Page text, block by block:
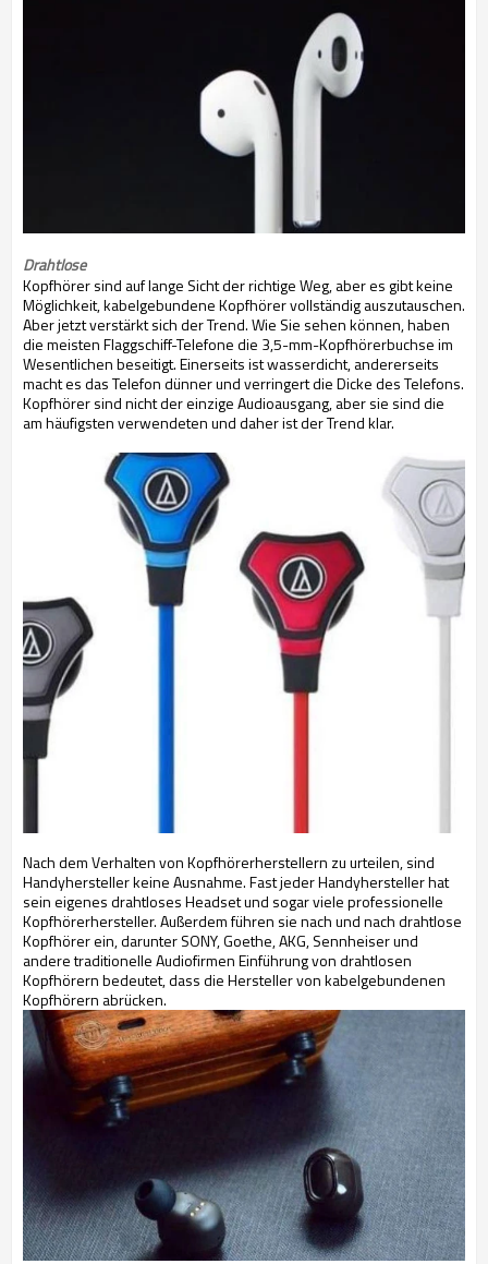
Drahtlose
Kopfhörer sind auf lange Sicht der richtige Weg, aber es gibt keine
Möglichkeit, kabelgebundene Kopfhörer vollständig auszutauschen.
Aber jetzt verstärkt sich der Trend. Wie Sie sehen können, haben
die meisten Flaggschiff-Telefone die 3,5-mm-Kopfhörerbuchse im
Wesentlichen beseitigt. Einerseits ist wasserdicht, andererseits
macht es das Telefon dünner und verringert die Dicke des Telefons.
Kopfhörer sind nicht der einzige Audioausgang, aber sie sind die
am häufigsten verwendeten und daher ist der Trend klar.
Nach dem Verhalten von Kopfhörerherstellern zu urteilen, sind
Handyhersteller keine Ausnahme. Fast jeder Handyhersteller hat
sein eigenes drahtloses Headset und sogar viele professionelle
Kopfhörerhersteller. Außerdem führen sie nach und nach drahtlose
Kopfhörer ein, darunter SONY, Goethe, AKG, Sennheiser und
andere traditionelle Audiofirmen Einführung von drahtlosen
Kopfhörern bedeutet, dass die Hersteller von kabelgebundenen
Kopfhörern abrücken.